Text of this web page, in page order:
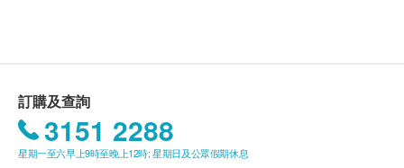
收縮壓
舒張壓
血脂
項目所需時間或客人指明特定時段）而有所延長。
訂購及查詢
3151 2288
星期一至六早上9時至晚上12時; 星期日及公眾假期休息